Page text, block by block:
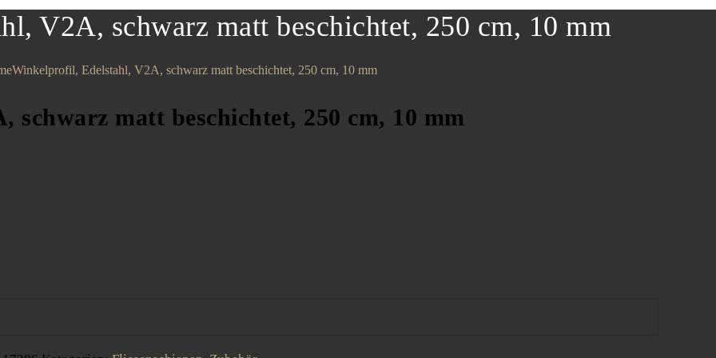
V2A, schwarz matt beschichtet, 250 cm, 10 mm
Winkelprofil, Edelstahl, V2A, schwarz matt beschichtet, 250 cm, 10 mm
matt beschichtet, 250 cm, 10 mm